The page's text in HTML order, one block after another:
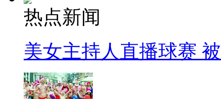
热点新闻
美女主持人直播球赛